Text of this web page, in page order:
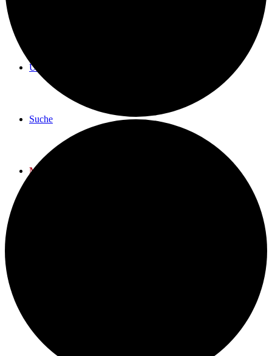
ÜBER UNS
Suche
Menü